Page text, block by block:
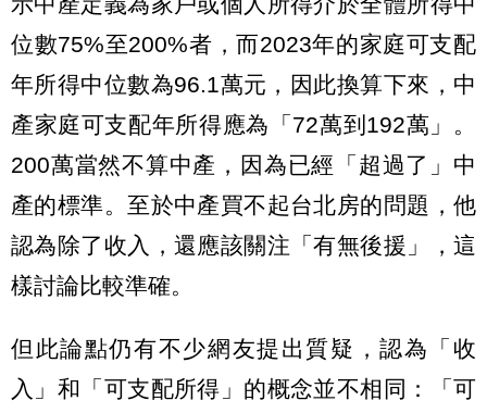
位數75%至200%者，而2023年的家庭可支配
年所得中位數為96.1萬元，因此換算下來，中
產家庭可支配年所得應為「72萬到192萬」。
200萬當然不算中產，因為已經「超過了」中
產的標準。至於中產買不起台北房的問題，他
認為除了收入，還應該關注「有無後援」，這
樣討論比較準確。
但此論點仍有不少網友提出質疑，認為「收
入」和「可支配所得」的概念並不相同：「可